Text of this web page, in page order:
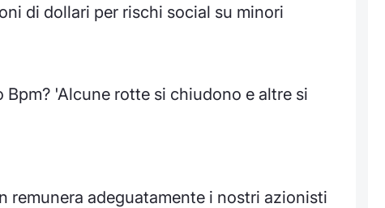
di dollari per rischi social su minori
'Alcune rotte si chiudono e altre si
remunera adeguatamente i nostri azionisti